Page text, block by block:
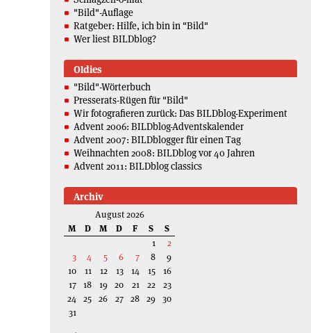
"Bild"-Auflage
Ratgeber: Hilfe, ich bin in "Bild"
Wer liest BILDblog?
Oldies
"Bild"-Wörterbuch
Presserats-Rügen für "Bild"
Wir fotografieren zurück: Das BILDblog-Experiment
Advent 2006: BILDblog-Adventskalender
Advent 2007: BILDblogger für einen Tag
Weihnachten 2008: BILDblog vor 40 Jahren
Advent 2011: BILDblog classics
Archiv
August 2026
M
D M D F S
S
1
2
3
4 5 6 7 8
9
10
11 12 13 14 15
16
17 18 19 20 21 22
23
24 25 26 27 28 29 30
31